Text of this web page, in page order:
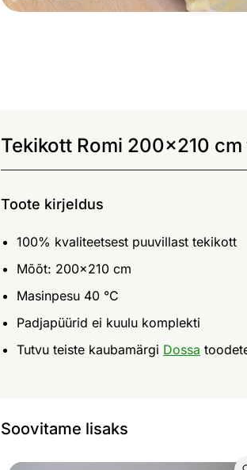
Tekikott Romi 200x210
Toote kirjeldus
100% kvaliteetsest puuvillast tekikott
Mõõt: 200x210 cm
Masinpesu 40 °C
Padjapüürid ei kuulu komplekti
Tutvu teiste kaubamärgi Dossa
Soovitame lisaks